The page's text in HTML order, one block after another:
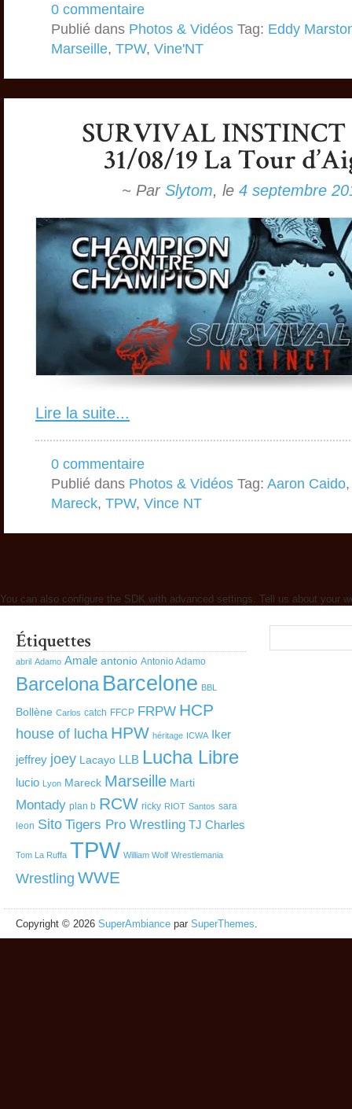
0 commentaire
Publié dans Photos & Vidéos Tag: Eddy
Marseille, TPW, Vine'NT
~ Par Slytom, le 4 septembre
Lire la suite...
0 commentaire
Publié dans Photos & Vidéos Tag: Aaron Caido
Mareck, TPW, Vince NT
You can also configure the SDK with advanced settings. Tell us about your
abril Adamo Amale antonio Antonio Adamo
Barcelona Barcelone BBL
Bollène Carlos catch FFCP FRPW HCP
house of lucha HPW héritage ICWA Iker
jeffrey joey Lacayo LLB Lucha Libre
lucio Lyon Mareck Marseille Marti
Montady plan b RCW ricky RIOT Santos sara
leon Sito Tigers Pro Wrestling TJ Charles
Tom La Ruffa TPW William Wolf Wrestlemania
Wrestling WWE
Copyright © 2026 SuperAmbiance par SuperThemes